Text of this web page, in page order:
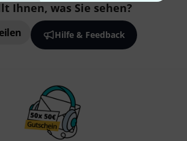
Ihnen, was Sie sehen?
Hilfe & Feedback